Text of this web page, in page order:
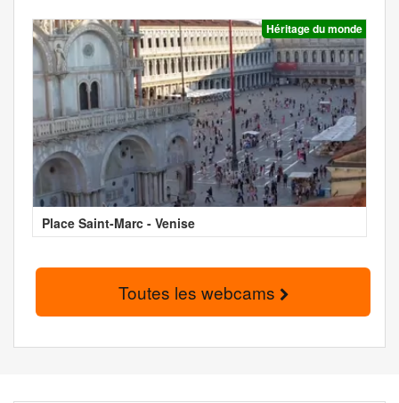
Héritage du monde
Place Saint-Marc - Venise
Toutes les webcams